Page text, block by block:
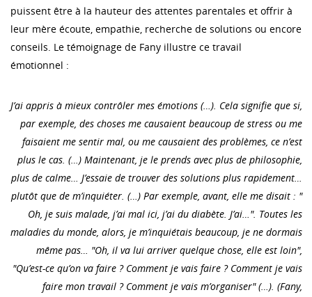
puissent être à la hauteur des attentes parentales et offrir à
leur mère écoute, empathie, recherche de solutions ou encore
conseils. Le témoignage de Fany illustre ce travail
émotionnel :
J’ai appris à mieux contrôler mes émotions (…). Cela signifie que si,
par exemple, des choses me causaient beaucoup de stress ou me
faisaient me sentir mal, ou me causaient des problèmes, ce n’est
plus le cas. (…) Maintenant, je le prends avec plus de philosophie,
plus de calme… J’essaie de trouver des solutions plus rapidement…
plutôt que de m’inquiéter. (…) Par exemple, avant, elle me disait : "
Oh, je suis malade, j’ai mal ici, j’ai du diabète. J’ai…". Toutes les
maladies du monde, alors, je m’inquiétais beaucoup, je ne dormais
même pas… "Oh, il va lui arriver quelque chose, elle est loin",
"Qu’est-ce qu’on va faire ? Comment je vais faire ? Comment je vais
faire mon travail ? Comment je vais m’organiser" (…). (Fany,